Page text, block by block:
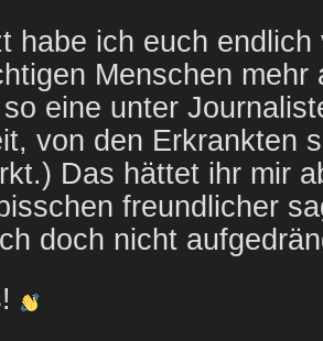
habe ich euch
Menschen mehr
eine unter
von den Erkrankten
Das hättet ihr mir
freundlicher
doch nicht